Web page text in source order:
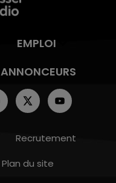
EMPLOI
ANNONCEURS
Recrutement
Plan du site